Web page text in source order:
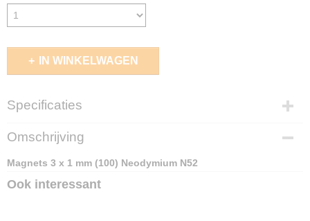
IN WINKELWAGEN
Specificaties
EAN code
8436554367627
Omschrijving
Magnets 3 x 1 mm (100) Neodymium N52
Ook interessant